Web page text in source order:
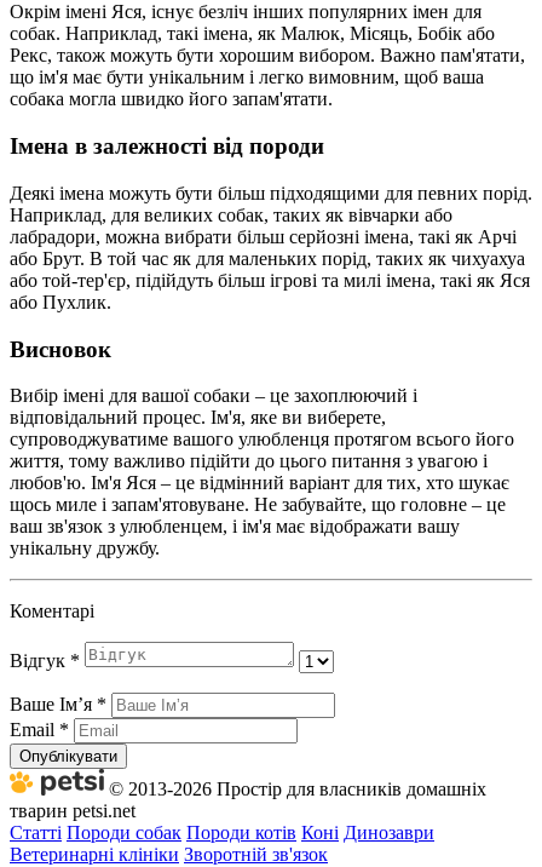
Окрім імені Яся, існує безліч інших популярних імен для
собак. Наприклад, такі імена, як Малюк, Місяць, Бобік або
Рекс, також можуть бути хорошим вибором. Важно пам'ятати,
що ім'я має бути унікальним і легко вимовним, щоб ваша
собака могла швидко його запам'ятати.
Імена в залежності від породи
Деякі імена можуть бути більш підходящими для певних порід.
Наприклад, для великих собак, таких як вівчарки або
лабрадори, можна вибрати більш серйозні імена, такі як Арчі
або Брут. В той час як для маленьких порід, таких як чихуахуа
або той-тер'єр, підійдуть більш ігрові та милі імена, такі як Яся
або Пухлик.
Висновок
Вибір імені для вашої собаки – це захоплюючий і
відповідальний процес. Ім'я, яке ви виберете,
супроводжуватиме вашого улюбленця протягом всього його
життя, тому важливо підійти до цього питання з увагою і
любов'ю. Ім'я Яся – це відмінний варіант для тих, хто шукає
щось миле і запам'ятовуване. Не забувайте, що головне – це
ваш зв'язок з улюбленцем, і ім'я має відображати вашу
унікальну дружбу.
Коментарі
Відгук *
Ваше Імʼя *
Email *
Опублікувати
© 2013-2026 Простір для власників домашніх
тварин petsi.net
Статті Породи собак Породи котів Коні Динозаври
Ветеринарні клініки Зворотній зв'язок